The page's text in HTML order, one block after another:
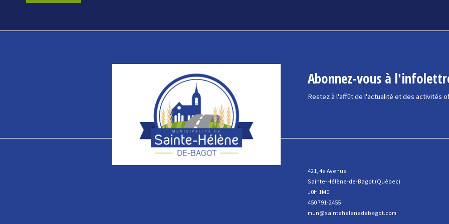
Abonnez-vous à
Restez à l'affût de l'actualité et des activités
421, 4e Avenue
Sainte-Hélène-de-Bagot (Québec)
J0H 1M0
450 791-2455
mun@saintehelenedebagot.com